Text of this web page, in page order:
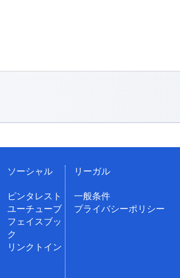
ソーシャル
ピンタレスト
ユーチューブ
フェイスブッ
ク
リンクトイン
リーガル
一般条件
プライバシーポリシー